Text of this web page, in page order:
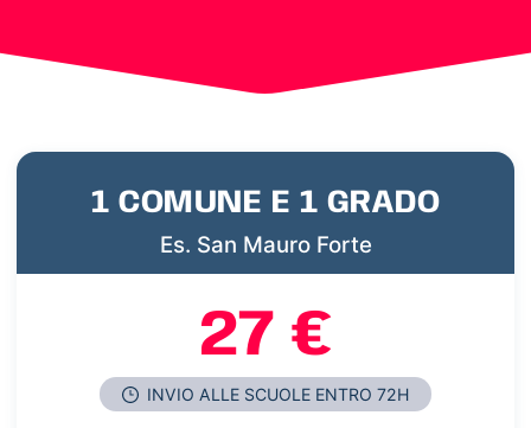
1 COMUNE E 1 GRADO
Es. San Mauro Forte
27 €
INVIO ALLE SCUOLE ENTRO 72H